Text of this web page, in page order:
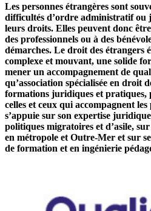
Les personnes étrangères sont
difficultés d’ordre administratif
leurs droits. Elles peuvent donc
des professionnels ou à des
démarches. Le droit des étrangers
complexe et mouvant, une solide
mener un accompagnement de
qu’association spécialisée en droit
formations juridiques et pratiques,
celles et ceux qui accompagnent
s’appuie sur son expertise
politiques migratoires et d’asile,
en métropole et Outre-Mer et sur
de formation et en ingénierie